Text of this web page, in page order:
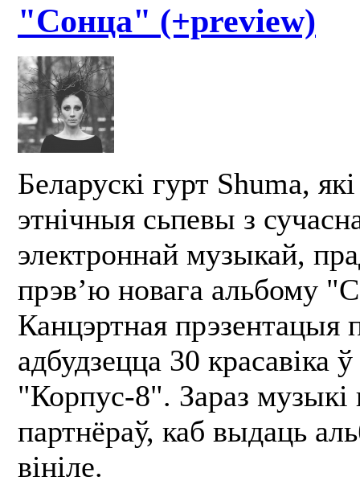
"Сонца" (+preview)
Беларускі гурт Shuma,
этнічныя сьпевы з
электроннай музыкай,
прэв’ю новага альбому
Канцэртная прэзентацыя
адбудзецца 30 красавіка
"Корпус-8". Зараз
партнёраў, каб выдаць
вініле.